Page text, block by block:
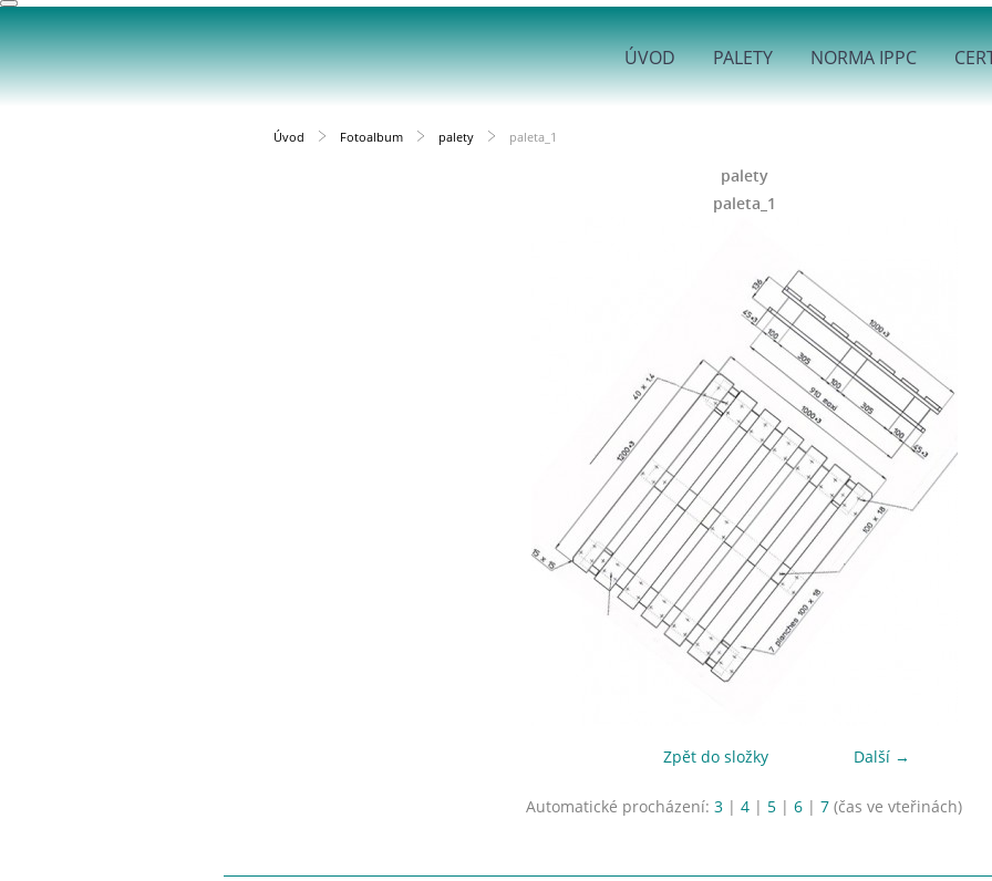
ÚVOD PALETY NORMA IPPC
Úvod Fotoalbum palety paleta_1
palety
paleta_1
Další →
Zpět do složky
Automatické procházení: 3 | 4 | 5 | 6 | 7 (čas ve vteřinách)